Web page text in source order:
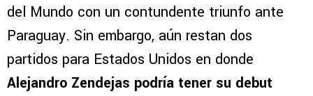
del Mundo con un contundente triunfo ante
Paraguay. Sin embargo, aún restan dos
partidos para Estados Unidos en donde
Alejandro Zendejas podría tener su debut